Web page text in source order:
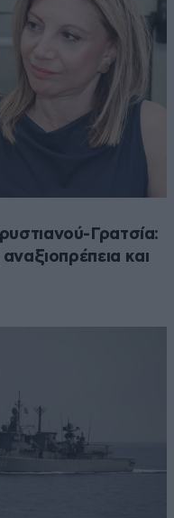
Γρατσία:
και